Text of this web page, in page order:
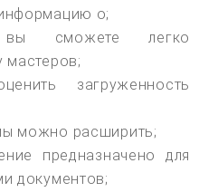
о;
сможете легко
мастеров;
загруженность
можно расширить;
предназначено для
документов;